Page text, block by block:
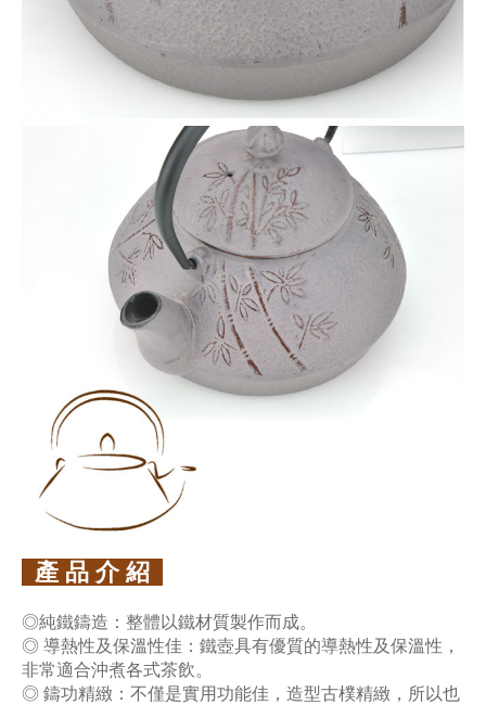
產 品 介 紹
◎純鐵鑄造：整體以鐵材質製作而成。
◎ 導熱性及保溫性佳：鐵壺具有優質的導熱性及保溫性，
非常適合沖煮各式茶飲。
◎ 鑄功精緻：不僅是實用功能佳，造型古樸精緻，所以也